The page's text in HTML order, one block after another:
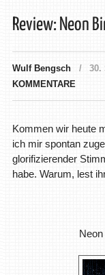
Review: Neon
Wulf Bengsch 30.
KOMMENTARE
Kommen wir heute
ich mir spontan
glorifizierender
habe. Warum, lest